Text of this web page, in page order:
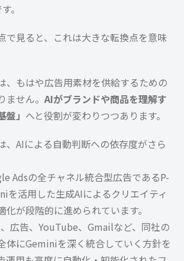
。
で見ると、これは大きな転換点を意味
、もはや広告用素材を供給するための
ません。AIがブランドや商品を理解す
」 へと役割が変わりつつあります。
、AIによる自動判断への依存度がさら
Adsの全チャネル統合型広告であるP-
を活用した生成AIによるクリエイティ
化が段階的に進められています。
広告、YouTube、Gmailなど、同社の
体にGeminiを深く統合していく方針を